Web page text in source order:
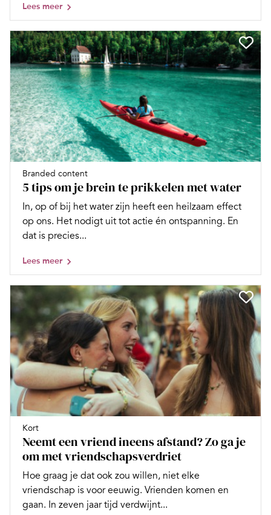
Lees meer
Branded content
5 tips om je brein te prikkelen met water
In, op of bij het water zijn heeft een heilzaam effect
op ons. Het nodigt uit tot actie én ontspanning. En
dat is precies...
Lees meer
Kort
Neemt een vriend ineens afstand? Zo ga je
om met vriendschapsverdriet
Hoe graag je dat ook zou willen, niet elke
vriendschap is voor eeuwig. Vrienden komen en
gaan. In zeven jaar tijd verdwijnt...